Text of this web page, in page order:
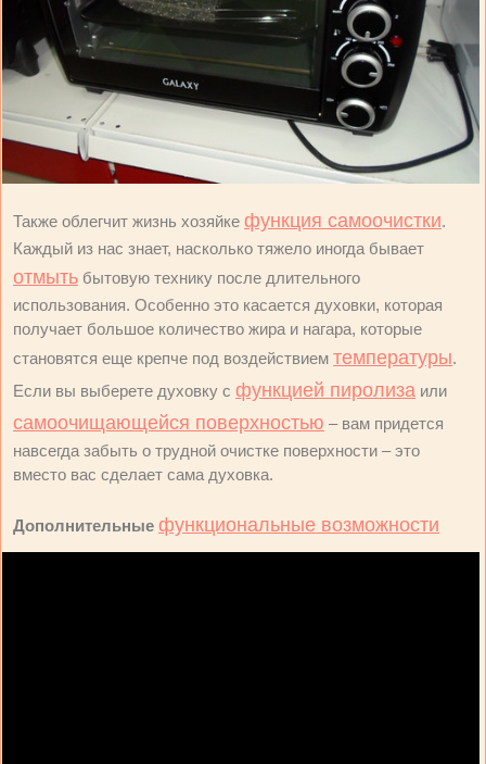
Также облегчит жизнь хозяйке функция самоочистки.
Каждый из нас знает, насколько тяжело иногда бывает
отмыть бытовую технику после длительного
использования. Особенно это касается духовки, которая
получает большое количество жира и нагара, которые
становятся еще крепче под воздействием температуры.
Если вы выберете духовку с функцией пиролиза или
самоочищающейся поверхностью – вам придется
навсегда забыть о трудной очистке поверхности – это
вместо вас сделает сама духовка.
Дополнительные функциональные возможности